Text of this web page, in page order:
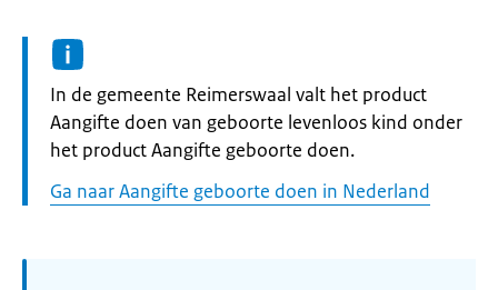
Informatie:
In de gemeente Reimerswaal valt het product
Aangifte doen van geboorte levenloos kind onder
het product Aangifte geboorte doen.
Ga naar Aangifte geboorte doen in Nederland